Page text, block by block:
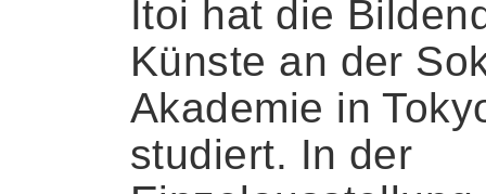
Itoi hat die
Künste an der
Akademie in
studiert. In der